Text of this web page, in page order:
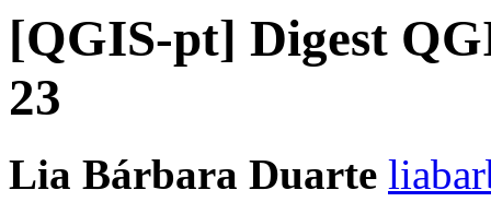
[QGIS-pt] Digest
23
Lia Bárbara Duarte